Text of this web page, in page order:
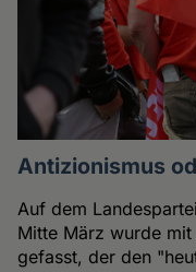
Antizionismus
Auf dem
Mitte März wurde mit
gefasst, der den